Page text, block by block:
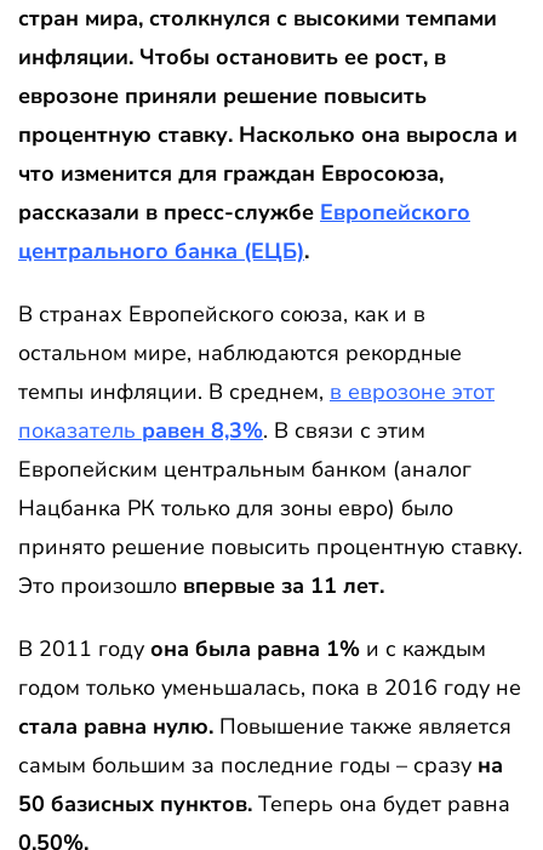
стран мира, столкнулся с высокими темпами
инфляции. Чтобы остановить ее рост, в
еврозоне приняли решение повысить
процентную ставку. Насколько она выросла и
что изменится для граждан Евросоюза,
рассказали в пресс-службе Европейского
центрального банка (ЕЦБ).
В странах Европейского союза, как и в
остальном мире, наблюдаются рекордные
темпы инфляции. В среднем, в еврозоне этот
показатель равен 8,3%. В связи с этим
Европейским центральным банком (аналог
Нацбанка РК только для зоны евро) было
принято решение повысить процентную ставку.
Это произошло впервые за 11 лет.
В 2011 году она была равна 1% и с каждым
годом только уменьшалась, пока в 2016 году не
стала равна нулю. Повышение также является
самым большим за последние годы – сразу на
50 базисных пунктов. Теперь она будет равна
0,50%.